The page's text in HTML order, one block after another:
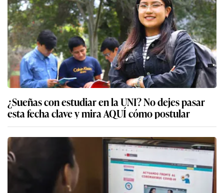
¿Sueñas con estudiar en la UNI? No dejes pasar
esta fecha clave y mira AQUÍ cómo postular